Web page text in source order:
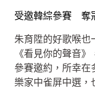
受邀韓綜參賽 奪
朱育陞的好歌喉也
《看見你的聲音
參賽邀約，所幸在
樂家中雀屏中選，